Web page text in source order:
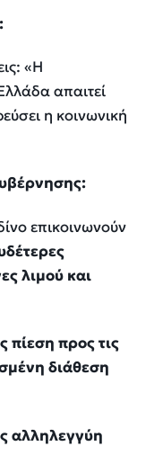
«Η
απαιτεί
η κοινωνική
επικοινωνούν
λιμού και
πίεση προς τις
διάθεση
αλληλεγγύη